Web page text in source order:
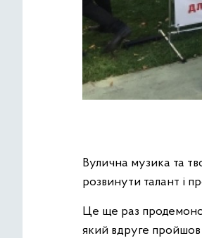
Вулична музика та
розвинути талант і
Це ще раз
який вдруге